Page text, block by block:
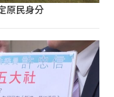
原民身分